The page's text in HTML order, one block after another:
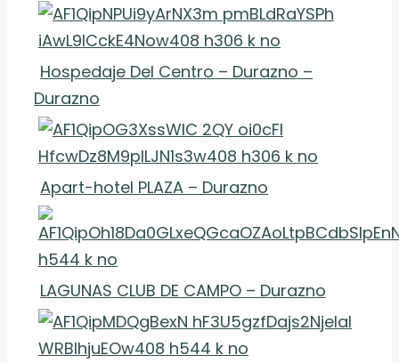
Hospedaje Del Centro – Durazno –
Durazno
Apart-hotel PLAZA – Durazno
LAGUNAS CLUB DE CAMPO – Durazno